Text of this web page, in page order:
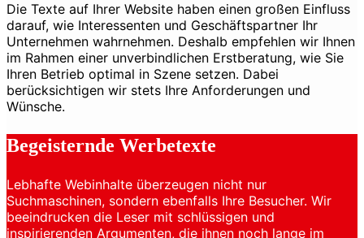
Die Texte auf Ihrer Website haben einen großen Einfluss
darauf, wie Interessenten und Geschäftspartner Ihr
Unternehmen wahrnehmen. Deshalb empfehlen wir Ihnen
im Rahmen einer unverbindlichen Erstberatung, wie Sie
Ihren Betrieb optimal in Szene setzen. Dabei
berücksichtigen wir stets Ihre Anforderungen und
Wünsche.
Begeisternde Werbetexte
Lebhafte Webinhalte überzeugen nicht nur
Suchmaschinen, sondern ebenfalls Ihre Besucher. Wir
beeindrucken die Leser mit schlüssigen und
inspirierenden Argumenten, die ihnen noch lange im